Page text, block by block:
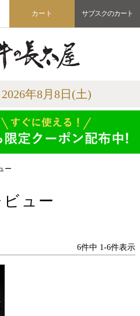
カート サブスクのカート
2026年8月8日(土)
ー
ュー
6件中 1-6件表示